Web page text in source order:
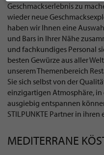
Geschmackserlebnis zu
wieder neue
haben wir Ihnen eine
und Bars in Ihrer Nähe
und fachkundiges Personal
besten Gewürze aus aller
unserem Themenbereich
Sie sich selbst von der
einzigartigen Atmosphäre, in
ausgiebig entspannen
STILPUNKTE Partner in
MEDITERRANE